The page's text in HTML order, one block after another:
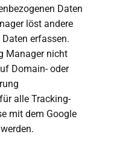
Daten
löst andere
erfassen.
Manager nicht
Domain- oder
alle Tracking-
mit dem Google